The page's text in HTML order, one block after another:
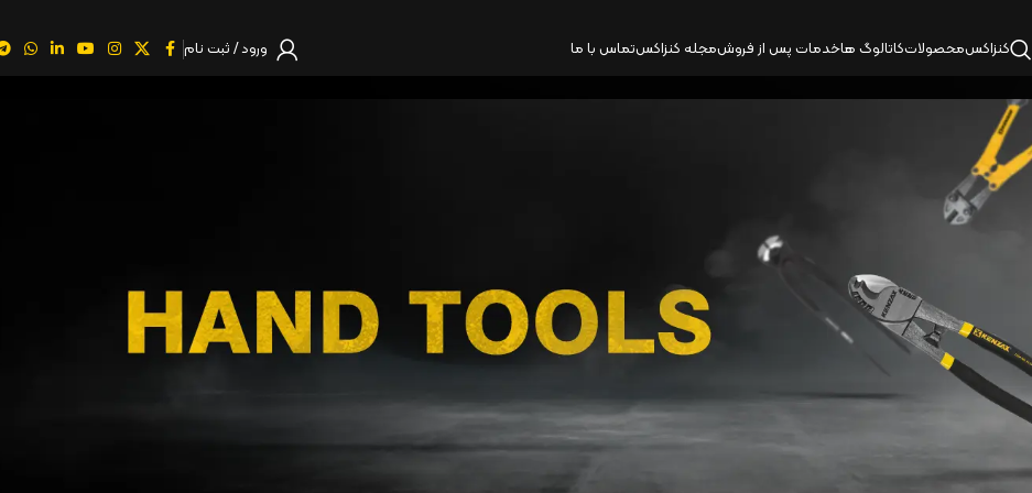
کنزاکسمحصولاتکاتالوگ‌ هاخدمات پس از فروشمجله کنزاکستماس با ما ورود / ثبت نام